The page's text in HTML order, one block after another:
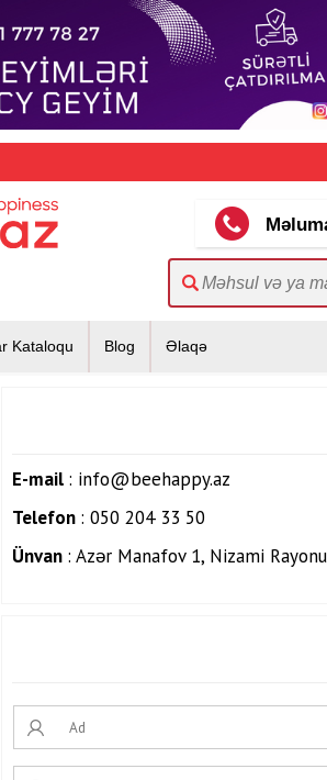
Kataloqu Blog Əlaqə
E-mail : info@beehappy.az
Telefon : 050 204 33 50
Ünvan : Azər Manafov 1, Nizami